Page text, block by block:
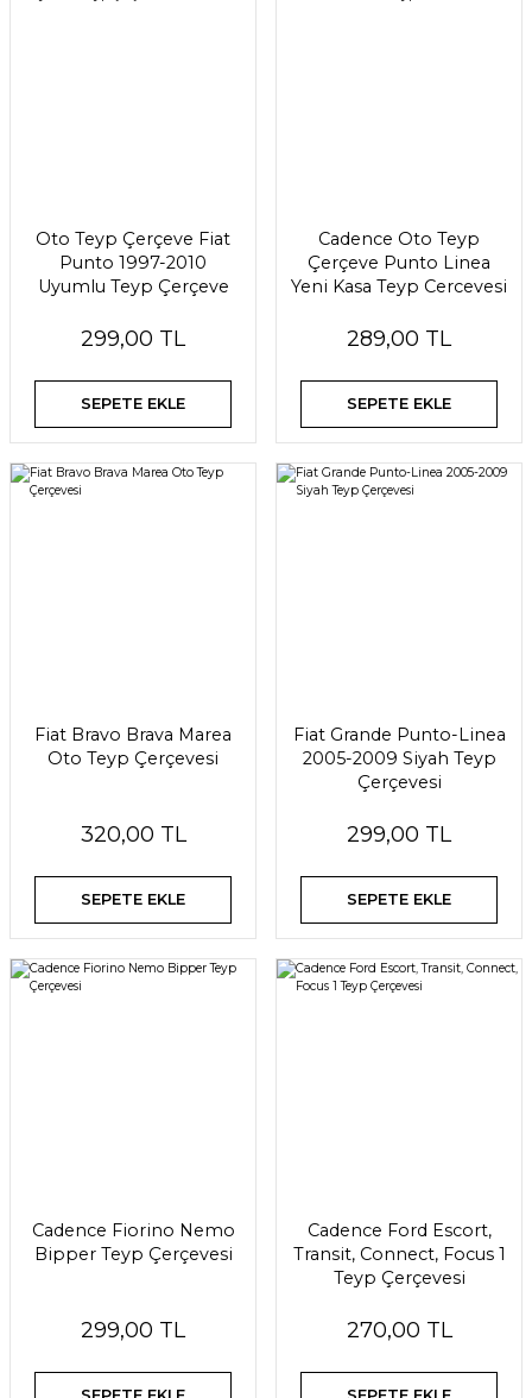
Oto Teyp Çerçeve Fiat
Punto 1997-2010
Uyumlu Teyp Çerçeve
299,00 TL
SEPETE EKLE
Cadence Oto Teyp
Çerçeve Punto Linea
Yeni Kasa Teyp Cercevesi
289,00 TL
SEPETE EKLE
Fiat Bravo Brava Marea
Oto Teyp Çerçevesi
320,00 TL
SEPETE EKLE
Fiat Grande Punto-Linea
2005-2009 Siyah Teyp
Çerçevesi
299,00 TL
SEPETE EKLE
Cadence Fiorino Nemo
Bipper Teyp Çerçevesi
299,00 TL
Cadence Ford Escort,
Transit, Connect, Focus 1
Teyp Çerçevesi
270,00 TL